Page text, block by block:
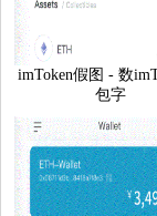
imToken假图 - 数
包字